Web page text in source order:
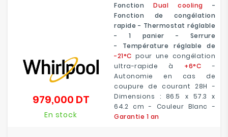
Fonction Dual cooling -
Fonction de congélation
rapide - Thermostat réglable
- 1 panier - Serrure
- Température réglable de
-21°C pour une congélation
ultra-rapide à
+6°C
-
Autonomie en cas de
coupure de courant 28H -
Dimensions : 86.5 x 57.3 x
64.2 cm - Couleur Blanc -
Garantie 1 an
979,000 DTPrix
En stock